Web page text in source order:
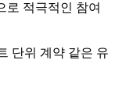
로 적극적인 참여
단위 계약 같은 유